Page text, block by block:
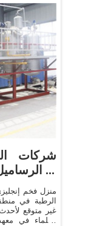
شركات
الرساميل المغامرة من الصناديق ...
منزل فخم
الرطبة في
غير متوقع
العلماء في